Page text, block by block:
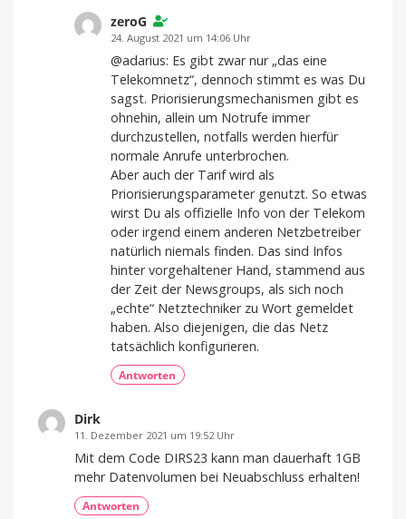
zeroG
24. August 2021 um 14:06 Uhr
@adarius: Es gibt zwar nur „das eine
Telekomnetz“, dennoch stimmt es was Du
sagst. Priorisierungsmechanismen gibt es
ohnehin, allein um Notrufe immer
durchzustellen, notfalls werden hierfür
normale Anrufe unterbrochen.
Aber auch der Tarif wird als
Priorisierungsparameter genutzt. So etwas
wirst Du als offizielle Info von der Telekom
oder irgend einem anderen Netzbetreiber
natürlich niemals finden. Das sind Infos
hinter vorgehaltener Hand, stammend aus
der Zeit der Newsgroups, als sich noch
„echte“ Netztechniker zu Wort gemeldet
haben. Also diejenigen, die das Netz
tatsächlich konfigurieren.
Antworten
Dirk
11. Dezember 2021 um 19:52 Uhr
Mit dem Code DIRS23 kann man dauerhaft 1GB
mehr Datenvolumen bei Neuabschluss erhalten!
Antworten